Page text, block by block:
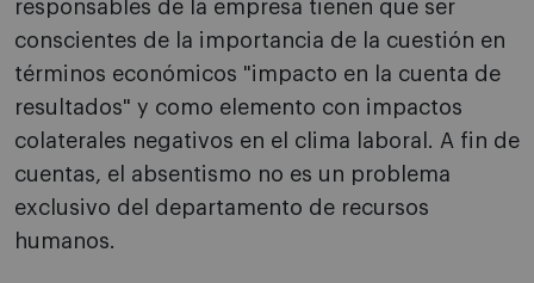
responsables de la empresa tienen que ser
conscientes de la importancia de la cuestión en
términos económicos "impacto en la cuenta de
resultados" y como elemento con impactos
colaterales negativos en el clima laboral. A fin de
cuentas, el absentismo no es un problema
exclusivo del departamento de recursos
humanos.